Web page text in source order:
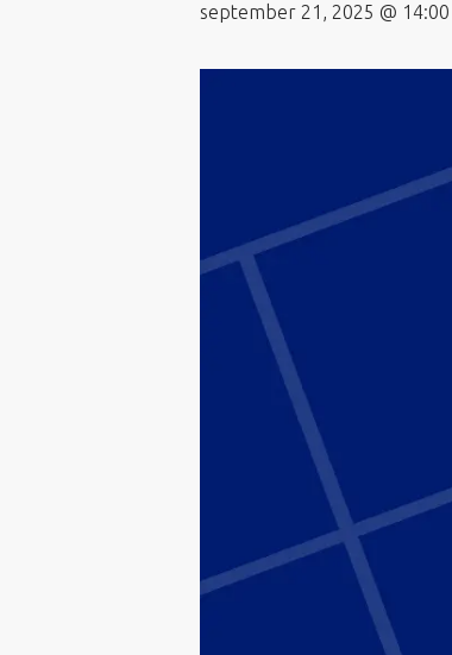
september 21, 2025 @ 14:00